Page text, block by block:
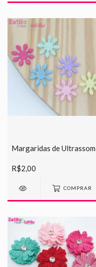
Margaridas de Ultrassom
R$2,00
COMPRAR